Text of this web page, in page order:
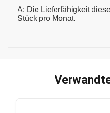
A: Die Lieferfähigkeit
Stück pro Monat.